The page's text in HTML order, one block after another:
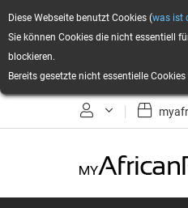
Diese Webseite benutzt Cookies (was ist
Sie können Cookies die nicht essentiell
blockieren.
Bereits gesetzte nicht essentielle
Anmelden